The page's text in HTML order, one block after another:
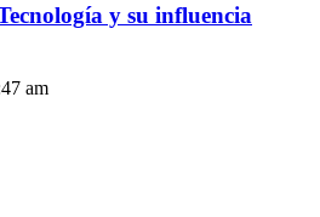
y su influencia
am